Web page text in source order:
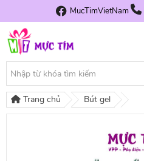
MucTimVietNam
Trang chủ Bút gel